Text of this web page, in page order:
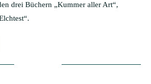
drei Büchern „Kummer aller Art“,